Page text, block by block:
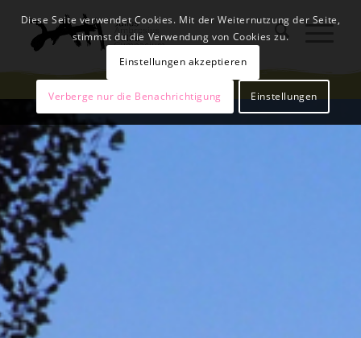
Diese Seite verwendet Cookies. Mit der Weiternutzung der Seite,
stimmst du die Verwendung von Cookies zu.
Einstellungen akzeptieren
Verberge nur die Benachrichtigung Einstellungen